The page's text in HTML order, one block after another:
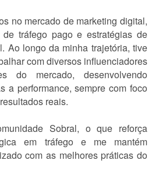
no mercado de marketing digital,
tráfego pago e estratégias de
Ao longo da minha trajetória, tive
com diversos influenciadores
do mercado, desenvolvendo
a performance, sempre com foco
reais.
Sobral, o que reforça
em tráfego e me mantém
com as melhores práticas do